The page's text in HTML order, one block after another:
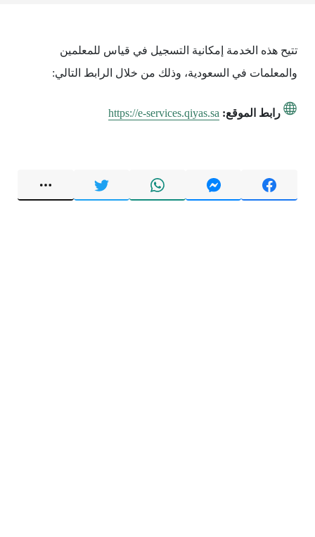
تتيح هذه الخدمة إمكانية التسجيل في قياس للمعلمين
والمعلمات في السعودية، وذلك من خلال الرابط التالي:
رابط الموقع: https://e-services.qiyas.sa